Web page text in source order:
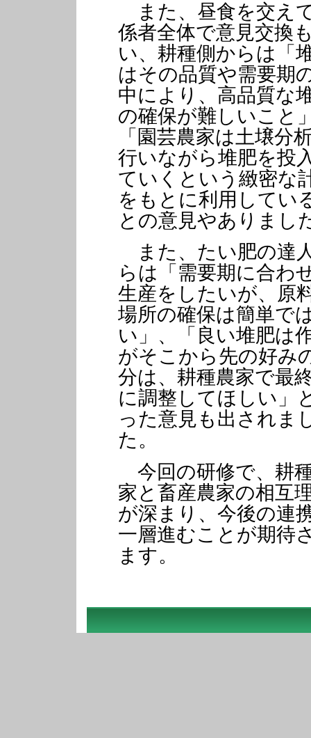
また、昼食を交え
係者全体で意見交換
い、耕種側からは「
はその品質や需要期
中により、高品質な
の確保が難しいこと
「園芸農家は土壌分
行いながら堆肥を投
ていくという緻密な
をもとに利用してい
との意見やありまし
また、たい肥の達
らは「需要期に合わ
生産をしたいが、原
場所の確保は簡単で
い」、「良い堆肥は
がそこから先の好み
分は、耕種農家で最
に調整してほしい」
った意見も出されま
た。
今回の研修で、耕
家と畜産農家の相互
が深まり、今後の連
一層進むことが期待
ます。